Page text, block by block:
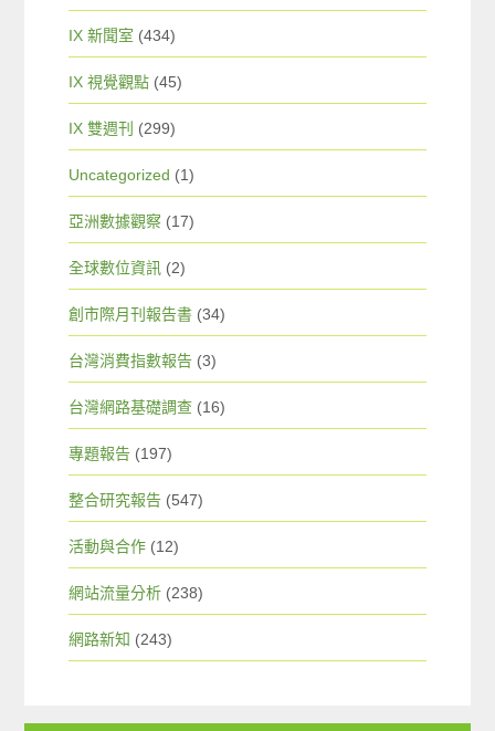
IX 新聞室 (434)
IX 視覺觀點 (45)
IX 雙週刊 (299)
Uncategorized (1)
亞洲數據觀察 (17)
全球數位資訊 (2)
創市際月刊報告書 (34)
台灣消費指數報告 (3)
台灣網路基礎調查 (16)
專題報告 (197)
整合研究報告 (547)
活動與合作 (12)
網站流量分析 (238)
網路新知 (243)